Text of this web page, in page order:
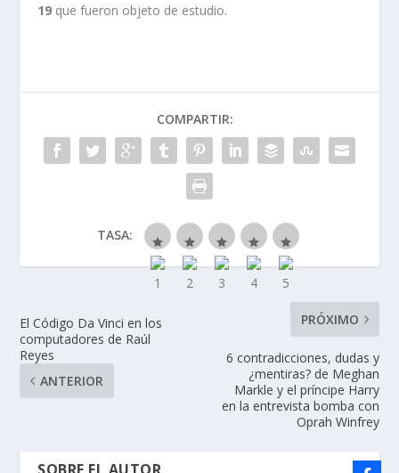
19 que fueron objeto de estudio.
COMPARTIR:
TASA:
El Código Da Vinci en los
computadores de Raúl
Reyes
ANTERIOR
PRÓXIMO
6 contradicciones, dudas y
¿mentiras? de Meghan
Markle y el príncipe Harry
en la entrevista bomba con
Oprah Winfrey